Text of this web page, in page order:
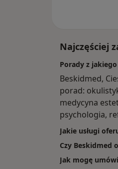
Najczęściej
Porady z
Beskidmed,
porad:
medycyna
psychologia,
Jakie usługi
Czy Beskidmed
Jak mogę